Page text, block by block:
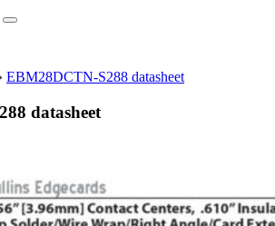
EBM28DCTN-S288 datasheet
datasheet